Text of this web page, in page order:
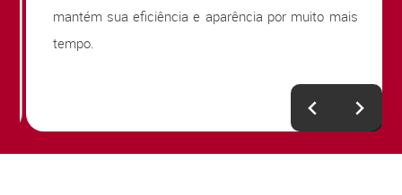
mantém sua eficiência e aparência por muito mais
tempo.